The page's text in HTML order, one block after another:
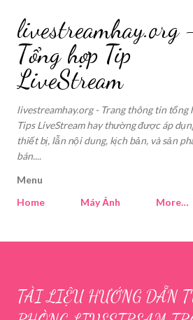
livestreamhay.org
Tổng hợp Tip
LiveStream
livestreamhay.org - Trang thông tin tổng
Tips LiveStream hay thường được áp
thiết bị, lẫn nội dung, kịch bản, và sản
bán....
Menu
Home
Máy Ảnh More…
TÀI LIỆU HƯỚNG DẪN